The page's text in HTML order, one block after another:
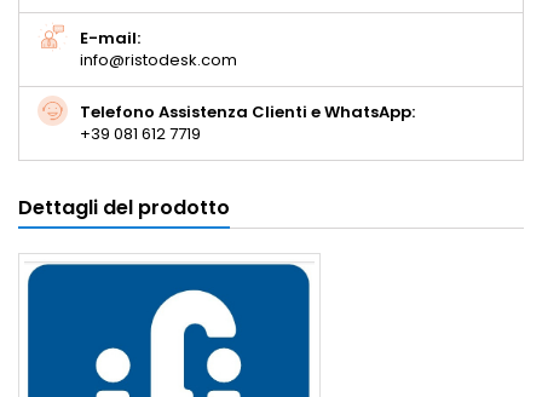
E-mail:
info@ristodesk.com
Telefono Assistenza Clienti e WhatsApp:
+39 081 612 7719
Dettagli del prodotto